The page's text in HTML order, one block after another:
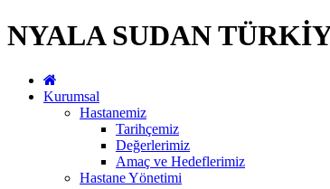
NYALA SUDAN
Kurumsal
Hastanemiz
Tarihçemiz
Değerlerimiz
Amaç ve Hedeflerimiz
Hastane Yönetimi